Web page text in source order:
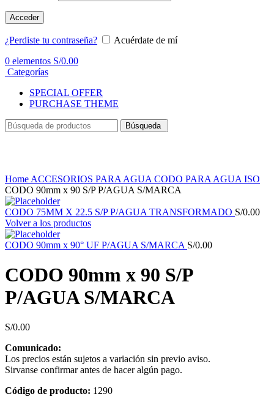
Acceder
¿Perdiste tu contraseña?
Acuérdate de mí
0 elementos S/0.00
Categorías
SPECIAL OFFER
PURCHASE THEME
Búsqueda
Home ACCESORIOS PARA AGUA CODO PARA AGUA ISO
CODO 90mm x 90 S/P P/AGUA S/MARCA
CODO 75MM X 22.5 S/P P/AGUA TRANSFORMADO S/0.00
Volver a los productos
CODO 90mm x 90° UF P/AGUA S/MARCA S/0.00
CODO 90mm x 90 S/P
P/AGUA S/MARCA
S/0.00
Comunicado:
Los precios están sujetos a variación sin previo aviso.
Sirvanse confirmar antes de hacer algún pago.
Código de producto: 1290